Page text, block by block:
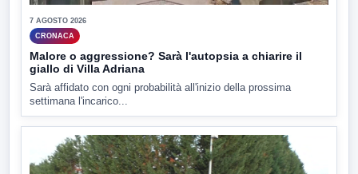
7 AGOSTO 2026
CRONACA
Malore o aggressione? Sarà l'autopsia a chiarire il
giallo di Villa Adriana
Sarà affidato con ogni probabilità all'inizio della prossima
settimana l'incarico...